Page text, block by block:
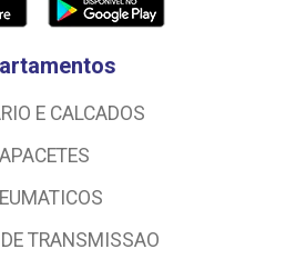
E CALCADOS
TRANSMISSAO